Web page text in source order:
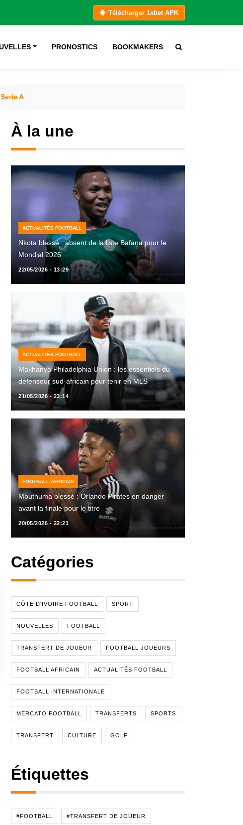
Télécharger 1xbet APK
PRONOSTICS BOOKMAKERS
A
À la une
ACTUALITÉS FOOTBALL
Nkota blessé : absent de la liste Bafana pour le
Mondial 2026
22/05/2026 - 13:29
ACTUALITÉS FOOTBALL
Makhanya Philadelphia Union : les essentiels du
défenseur sud-africain pour tenir en MLS
21/05/2026 - 23:14
FOOTBALL AFRICAIN
Mbuthuma blessé : Orlando Pirates en danger
avant la finale pour le titre
20/05/2026 - 22:21
Catégories
CÔTE D'IVOIRE FOOTBALL SPORT
NOUVELLES FOOTBALL
TRANSFERT DE JOUEUR FOOTBALL JOUEURS
FOOTBALL AFRICAIN ACTUALITÉS FOOTBALL
FOOTBALL INTERNATIONALE
MERCATO FOOTBALL TRANSFERTS SPORTS
TRANSFERT CULTURE GOLF
Étiquettes
#FOOTBALL #TRANSFERT DE JOUEUR